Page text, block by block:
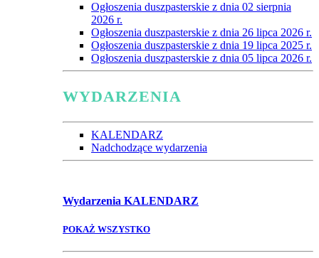
Ogłoszenia duszpasterskie z dnia 02 sierpnia
2026 r.
Ogłoszenia duszpasterskie z dnia 26 lipca 2026 r.
Ogłoszenia duszpasterskie z dnia 19 lipca 2025 r.
Ogłoszenia duszpasterskie z dnia 05 lipca 2026 r.
WYDARZENIA
KALENDARZ
Nadchodzące wydarzenia
Wydarzenia KALENDARZ
POKAŻ WSZYSTKO